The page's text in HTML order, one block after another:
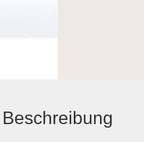
Beschreibung